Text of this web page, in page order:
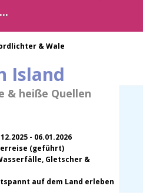
& Wale
Island
& heiße Quellen
- 06.01.2026
(geführt)
Gletscher &
auf dem Land erleben